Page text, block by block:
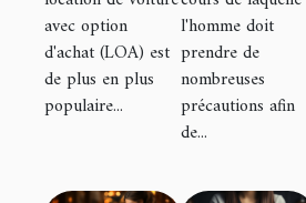
avec option
d'achat (LOA) est
de plus en plus
populaire...
l'homme doit
prendre de
nombreuses
précautions afin
de...